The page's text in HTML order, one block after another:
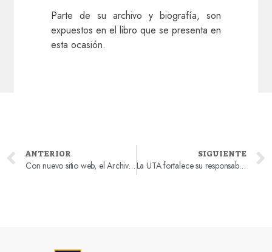
Parte de su archivo y biografía, son
expuestos en el libro que se presenta en
esta ocasión.
ANTERIOR
Con nuevo sitio web, el Archivo Histórico Vicente Dagnino culmina un año de trabajo en función de obtener estándares en conservación y descripción archivística
SIGUIENTE
La UTA fortalece su responsabilidad con el patrimonio histórico ariqueño